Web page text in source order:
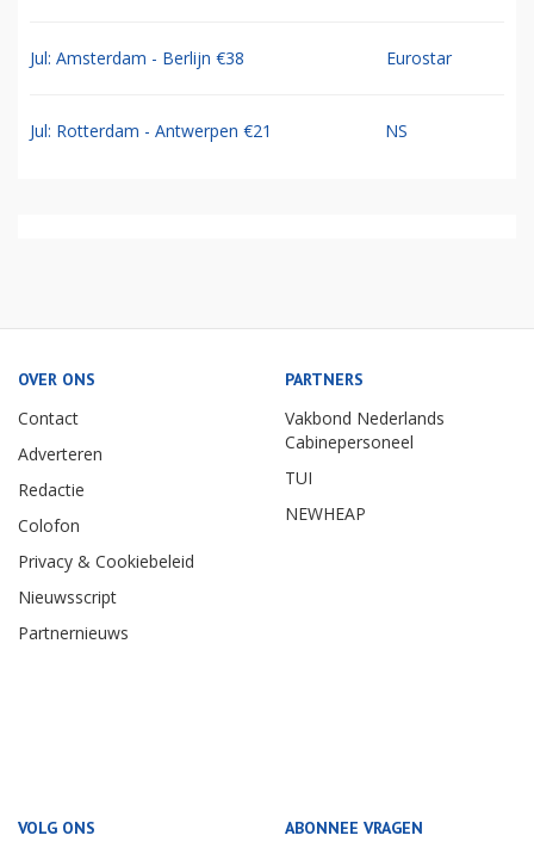
Jul: Amsterdam - Berlijn €38 Eurostar
Jul: Rotterdam - Antwerpen €21 NS
OVER ONS
Contact
Adverteren
Redactie
Colofon
Privacy & Cookiebeleid
Nieuwsscript
Partnernieuws
PARTNERS
Vakbond Nederlands
Cabinepersoneel
TUI
NEWHEAP
VOLG ONS ABONNEE VRAGEN